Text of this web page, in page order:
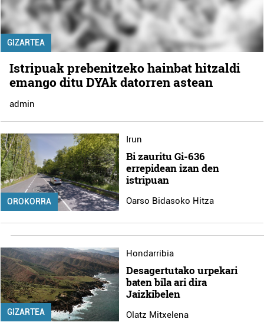
GIZARTEA
Istripuak prebenitzeko hainbat hitzaldi
emango ditu DYAk datorren astean
admin
OROKORRA
Irun
Bi zauritu Gi-636
errepidean izan den
istripuan
Oarso Bidasoko Hitza
GIZARTEA
Hondarribia
Desagertutako urpekari
baten bila ari dira
Jaizkibelen
Olatz Mitxelena